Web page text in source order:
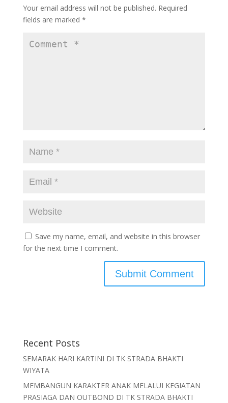
Your email address will not be published. Required
fields are marked *
Save my name, email, and website in this browser
for the next time I comment.
Recent Posts
SEMARAK HARI KARTINI DI TK STRADA BHAKTI
WIYATA
MEMBANGUN KARAKTER ANAK MELALUI KEGIATAN
PRASIAGA DAN OUTBOND DI TK STRADA BHAKTI